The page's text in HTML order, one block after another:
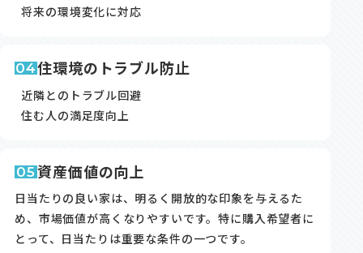
将来の環境変化に対応
04住環境のトラブル防止
近隣とのトラブル回避
住む人の満足度向上
05 資産価値の向上
日当たりの良い家は、明るく開放的な印象を与えるた
め、市場価値が高くなりやすいです。特に購入希望者に
とって、日当たりは重要な条件の一つです。